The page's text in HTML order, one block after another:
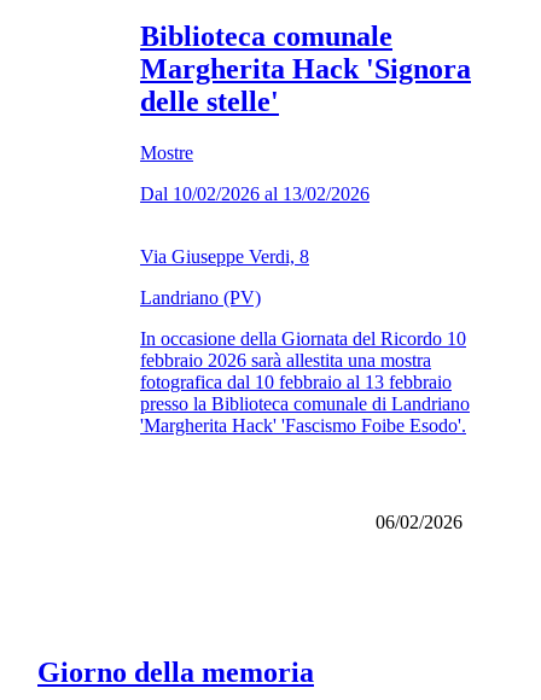
Biblioteca comunale
Margherita Hack 'Signora
delle stelle'
Mostre
Dal 10/02/2026 al 13/02/2026
Via Giuseppe Verdi, 8
Landriano (PV)
In occasione della Giornata del Ricordo 10
febbraio 2026 sarà allestita una mostra
fotografica dal 10 febbraio al 13 febbraio
presso la Biblioteca comunale di Landriano
'Margherita Hack' 'Fascismo Foibe Esodo'.
06/02/2026
Giorno della memoria